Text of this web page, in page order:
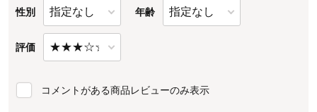
性別 年齢
評価
コメントがある商品レビューのみ表示